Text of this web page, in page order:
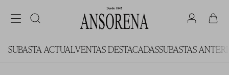
SUBASTA ACTUALVENTAS DESTACADASSUBASTAS